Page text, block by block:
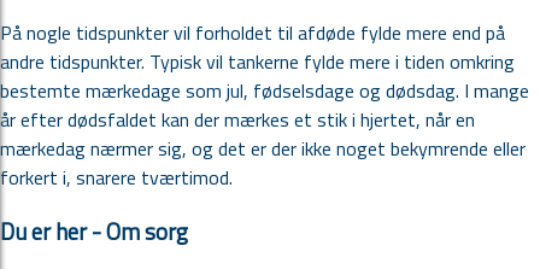
På nogle tidspunkter vil forholdet til afdøde fylde mere end på
andre tidspunkter. Typisk vil tankerne fylde mere i tiden omkring
bestemte mærkedage som jul, fødselsdage og dødsdag. I mange
år efter dødsfaldet kan der mærkes et stik i hjertet, når en
mærkedag nærmer sig, og det er der ikke noget bekymrende eller
forkert i, snarere tværtimod.
Du er her - Om sorg